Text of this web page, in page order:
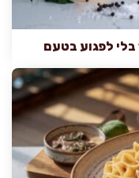
לפגוע בטעם